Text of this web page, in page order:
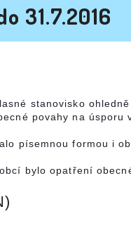
31.7.2016
stanovisko ohledně
povahy na úsporu
písemnou formou i
bylo opatření